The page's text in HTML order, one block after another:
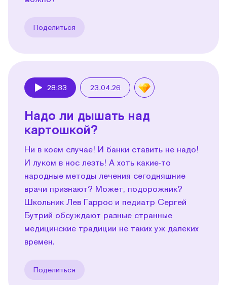
Поделиться
28:33 23.04.26
Надо ли дышать над
картошкой?
Ни в коем случае! И банки ставить не надо!
И луком в нос лезть! А хоть какие-то
народные методы лечения сегодняшние
врачи признают? Может, подорожник?
Школьник Лев Гаррос и педиатр Сергей
Бутрий обсуждают разные странные
медицинские традиции не таких уж далеких
времен.
Поделиться